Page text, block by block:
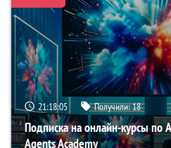
21:18:04 Получили:18
Подписка на онлайн-курсы по
Agents Academy